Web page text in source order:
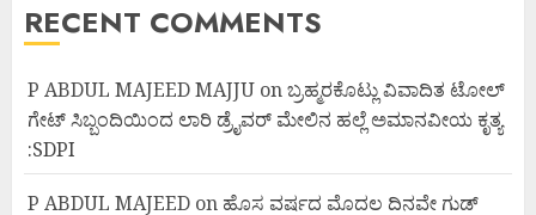
RECENT COMMENTS
P ABDUL MAJEED MAJJU onಬ್ರಹ್ಮರಕೊಟ್ಲು ವಿವಾದಿತ ಟೋಲ್
ಗೇಟ್ ಸಿಬ್ಬಂದಿಯಿಂದ ಲಾರಿ ಡ್ರೈವರ್ ಮೇಲಿನ ಹಲ್ಲೆ ಅಮಾನವೀಯ ಕೃತ್ಯ
:SDPI
P ABDUL MAJEED on ಹೊಸ ವರ್ಷದ ಮೊದಲ ದಿನವೇ ಗುಡ್